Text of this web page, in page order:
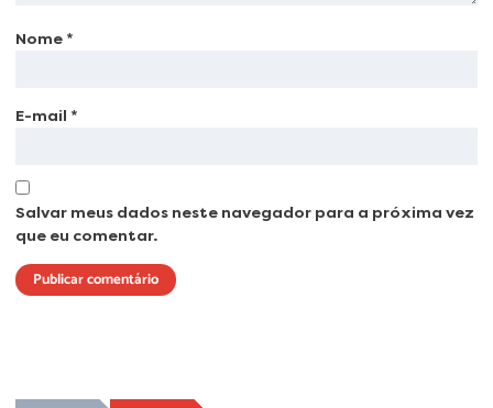
Nome *
E-mail *
Salvar meus dados neste navegador para a próxima vez
que eu comentar.